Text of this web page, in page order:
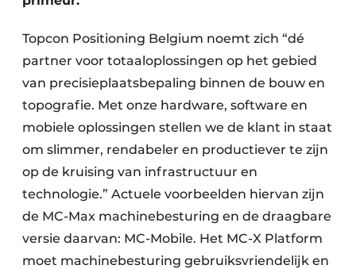
Topcon Positioning Belgium noemt zich “dé
partner voor totaaloplossingen op het gebied
van precisieplaatsbepaling binnen de bouw en
topografie. Met onze hardware, software en
mobiele oplossingen stellen we de klant in staat
om slimmer, rendabeler en productiever te zijn
op de kruising van infrastructuur en
technologie.” Actuele voorbeelden hiervan zijn
de MC-Max machinebesturing en de draagbare
versie daarvan: MC-Mobile. Het MC-X Platform
moet machinebesturing gebruiksvriendelijk en